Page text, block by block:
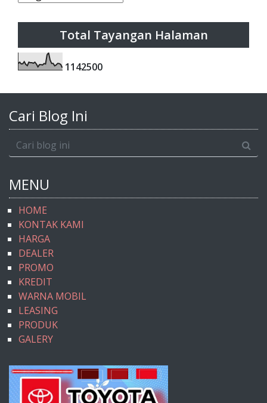
Total Tayangan Halaman
1142500
Cari Blog Ini
MENU
HOME
KONTAK KAMI
HARGA
DEALER
PROMO
KREDIT
WARNA MOBIL
LEASING
PRODUK
GALERY